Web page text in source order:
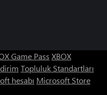
Game Pass XBOX
Topluluk Standartları
hesabı Microsoft Store